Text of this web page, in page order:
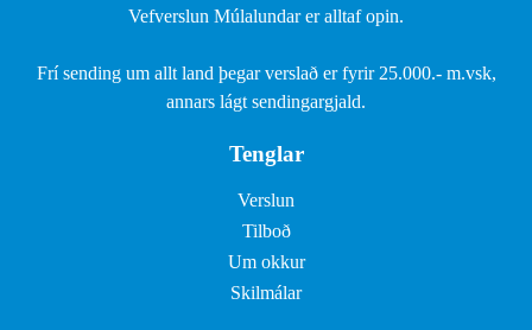
Vefverslun Múlalundar er alltaf opin.
Frí sending um allt land þegar verslað er fyrir 25.000.- m.vsk,
annars lágt sendingargjald.
Tenglar
Verslun
Tilboð
Um okkur
Skilmálar